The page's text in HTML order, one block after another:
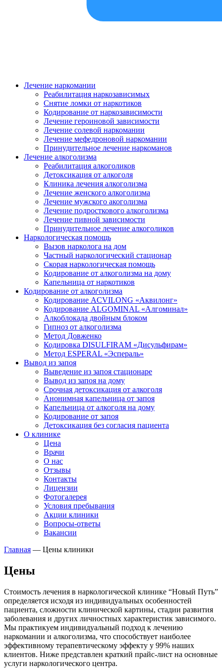
Лечение наркомании
Реабилитация наркозависимых
Снятие ломки от наркотиков
Кодирование от наркозависимости
Лечение героиновой зависимости
Лечение солевой наркомании
Лечение мефедроновой наркомании
Принудительное лечение наркоманов
Лечение алкоголизма
Реабилитация алкоголиков
Детоксикация от алкоголя
Клиника лечения алкоголизма
Лечение женского алкоголизма
Лечение мужского акоголизма
Лечение подросткового алкоголизма
Лечение пивной зависимости
Принудительное лечение алкоголиков
Наркологическая помощь
Вызов нарколога на дом
Частный наркологический стационар
Скорая наркологическая помощь
Кодирование от алкоголизма на дому
Капельница от наркотиков
Кодирование от алкоголизма
Кодирование ACVILONG «Аквилонг»
Кодирование ALGOMINAL «Алгоминал»
Алкоблокада двойным блоком
Гипноз от алкоголизма
Метод Довженко
Кодировка DISULFIRAM «Дисульфирам»
Метод ESPERAL «Эспераль»
Вывод из запоя
Выведение из запоя стационаре
Вывод из запоя на дому
Срочная детоксикация от алкоголя
Анонимная капельница от запоя
Капельница от алкоголя на дому
Кодирование от запоя
Детоксикация без согласия пациента
О клинике
Цена
Врачи
О нас
Отзывы
Контакты
Лицензии
Фотогалерея
Условия пребывания
Акции клиники
Вопросы-ответы
Вакансии
Главная — Цены клиники
Цены
Стоимость лечения в наркологической клинике “Новый Путь”
определяется исходя из индивидуальных особенностей
пациента, сложности клинической картины, стадии развития
заболевания и других личностных характеристик зависимого.
Мы практикуем индивидуальный подход к лечению
наркомании и алкоголизма, что способствует наиболее
эффективному терапевтическому эффекту у 99% наших
клиентов. Ниже представлен краткий прайс-лист на основные
услуги наркологического центра.